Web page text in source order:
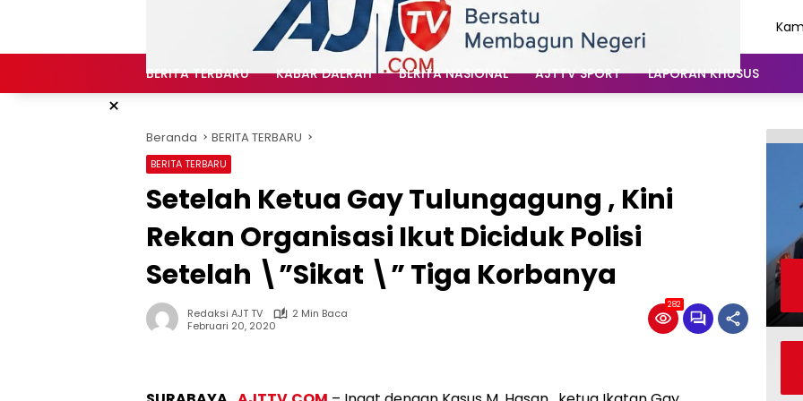
BERITA TERBARU KABAR DAERAH BERITA NASIONAL AJTTV SPORT LAPORAN KHUSUS
×
Beranda BERITA TERBARU
BERITA TERBARU
Setelah Ketua Gay Tulungagung , Kini
Rekan Organisasi Ikut Diciduk Polisi
Setelah \”Sikat \” Tiga Korbanya
Redaksi AJT TV
2 Min Baca
Februari 20, 2020
282